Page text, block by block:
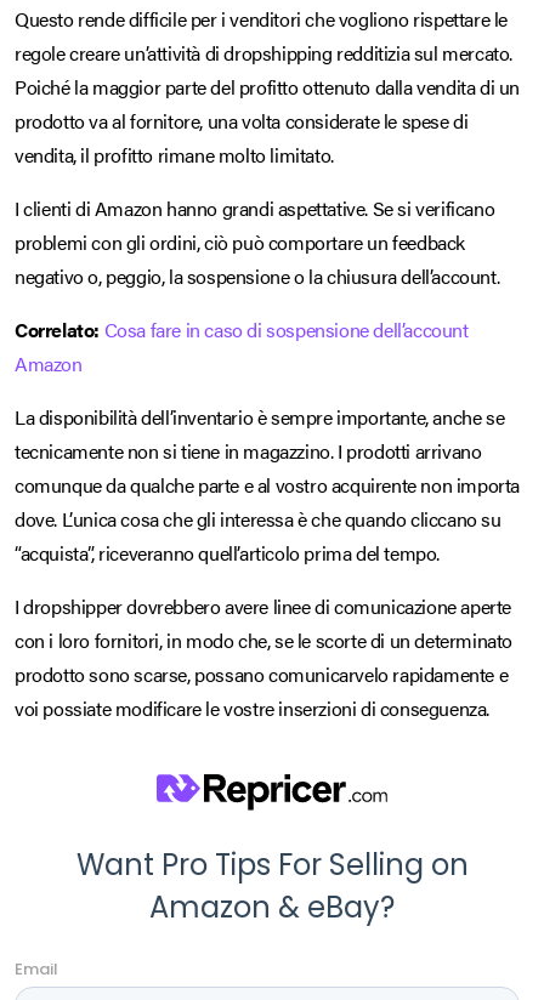
Questo rende difficile per i venditori che vogliono rispettare le
regole creare un’attività di dropshipping redditizia sul mercato.
Poiché la maggior parte del profitto ottenuto dalla vendita di un
prodotto va al fornitore, una volta considerate le spese di
vendita, il profitto rimane molto limitato.
I clienti di Amazon hanno grandi aspettative. Se si verificano
problemi con gli ordini, ciò può comportare un feedback
negativo o, peggio, la sospensione o la chiusura dell’account.
Correlato: Cosa fare in caso di sospensione dell’account
Amazon
La disponibilità dell’inventario è sempre importante, anche se
tecnicamente non si tiene in magazzino. I prodotti arrivano
comunque da qualche parte e al vostro acquirente non importa
dove. L’unica cosa che gli interessa è che quando cliccano su
“acquista”, riceveranno quell’articolo prima del tempo.
I dropshipper dovrebbero avere linee di comunicazione aperte
con i loro fornitori, in modo che, se le scorte di un determinato
prodotto sono scarse, possano comunicarvelo rapidamente e
voi possiate modificare le vostre inserzioni di conseguenza.